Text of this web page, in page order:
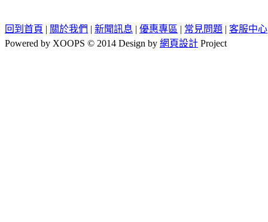
回到首頁 | 關於我們 | 新聞訊息 | 優惠專區 | 常見問題 | 客服中心
Powered by XOOPS © 2014 Design by 網頁設計 Project